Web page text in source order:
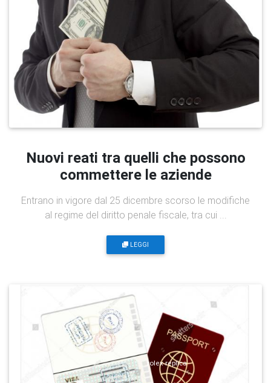
Nuovi reati tra quelli che possono
commettere le aziende
Entrano in vigore dal 25 dicembre scorso le modifiche
al regime del diritto penale fiscale, tra cui ...
LEGGI
rolex replica